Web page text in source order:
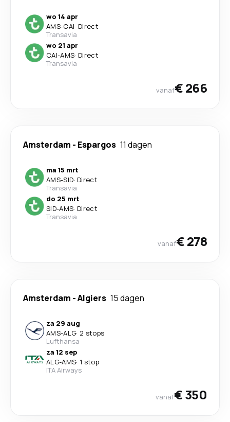
wo 14 apr
AMS-CAI· Direct
Transavia
wo 21 apr
CAI-AMS· Direct
Transavia
vanaf€ 266
Amsterdam - Espargos 11 dagen
ma 15 mrt
AMS-SID· Direct
Transavia
do 25 mrt
SID-AMS· Direct
Transavia
vanaf€ 278
Amsterdam -Algiers 15 dagen
za 29 aug
AMS-ALG· 2 stops
Lufthansa
za 12 sep
ALG-AMS· 1 stop
ITA Airways
vanaf€ 350